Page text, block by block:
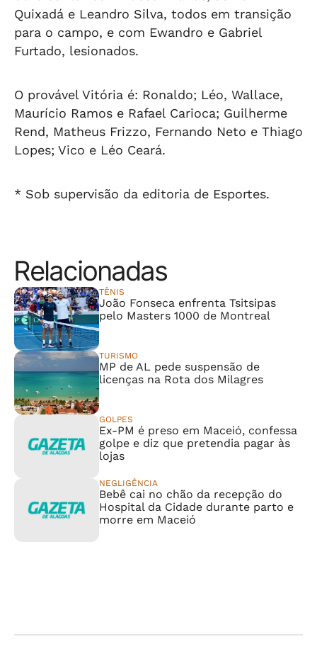
Quixadá e Leandro Silva, todos em transição
para o campo, e com Ewandro e Gabriel
Furtado, lesionados.
O provável Vitória é: Ronaldo; Léo, Wallace,
Maurício Ramos e Rafael Carioca; Guilherme
Rend, Matheus Frizzo, Fernando Neto e Thiago
Lopes; Vico e Léo Ceará.
* Sob supervisão da editoria de Esportes.
Relacionadas
TÊNIS
João Fonseca enfrenta Tsitsipas
pelo Masters 1000 de Montreal
TURISMO
MP de AL pede suspensão de
licenças na Rota dos Milagres
GOLPES
Ex-PM é preso em Maceió, confessa
golpe e diz que pretendia pagar às
lojas
NEGLIGÊNCIA
Bebê cai no chão da recepção do
Hospital da Cidade durante parto e
morre em Maceió